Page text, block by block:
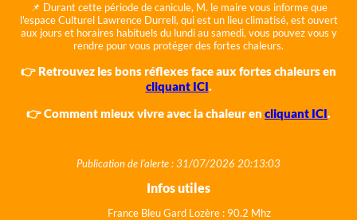
📌 Durant cette période de canicule, M. le maire vous informe que
l'espace Culturel Lawrence Durrell, qui est un lieu climatisé, est ouvert
aux jours et horaires habituels du lundi au samedi, vous pouvez vous y
rendre pour vous protéger des fortes chaleurs.
👉 Retrouvez les bons réflexes face aux fortes chaleurs en
cliquant ICI.
👉 Comment mieux vivre avec la chaleur en cliquant ICI.
Publication de l'alerte : 31/07/2026 20:13:03
Infos utiles
France Bleu Gard Lozère : 90.2 Mhz